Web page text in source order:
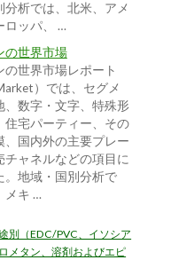
析では、北米、アメ
ロッパ、 …
の世界市場
世界市場レポート
）では、セグメ
、数字・文字、特殊形
住宅パーティー、その
国内外の主要プレー
ャネルなどの項目に
。地域・国別分析で
メキ …
別（EDC/PVC、イソシア
メタン、溶剤およびエピ